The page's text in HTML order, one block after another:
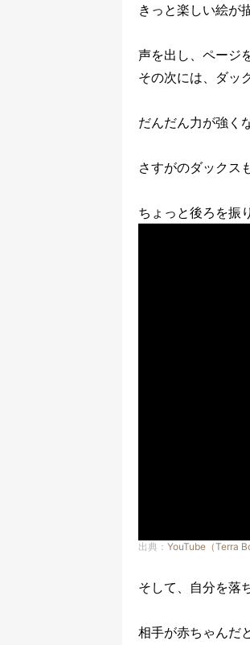
きっと楽しい絵が
声を出し、ページ
その次には、ダッ
だんだん力が強く
さすがのダックス
ちょっと後ろを振
出典： YouTube（Terra
そして、自分を落
相手が赤ちゃんだ